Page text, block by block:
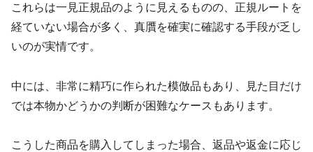
これらは一見正規品のように見えるものの、正規ルートを
経ていない場合が多く、真贋を確実に確認する手段が乏し
いのが実情です。
中には、非常に精巧に作られた模倣品もあり、見た目だけ
では本物かどうかの判断が困難なケースもあります。
こうした商品を購入してしまった場合、返品や返金に応じ